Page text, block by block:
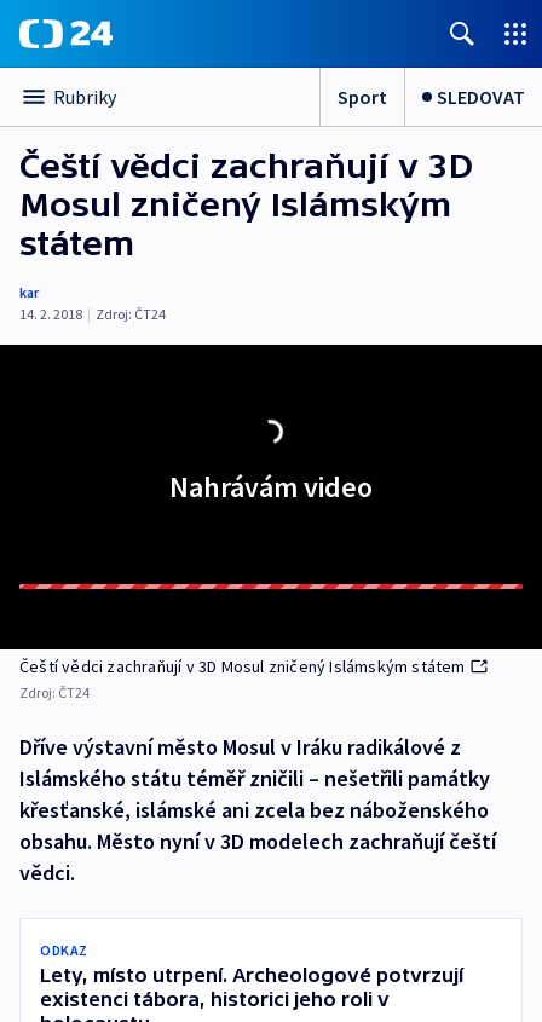
Rubriky Sport SLEDOVAT
Čeští vědci zachraňují v 3D
Mosul zničený Islámským
státem
kar
14. 2. 2018 | Zdroj: ČT24
Nahrávám video
Čeští vědci zachraňují v 3D Mosul zničený Islámským státem
Zdroj: ČT24
Dříve výstavní město Mosul v Iráku radikálové z
Islámského státu téměř zničili – nešetřili památky
křesťanské, islámské ani zcela bez náboženského
obsahu. Město nyní v 3D modelech zachraňují čeští
vědci.
ODKAZ
Lety, místo utrpení. Archeologové potvrzují
existenci tábora, historici jeho roli v